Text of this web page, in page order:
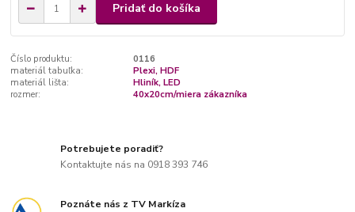
Pridať do košíka
Číslo produktu:
0116
materiál tabuľka:
Plexi, HDF
materiál lišta:
Hliník, LED
rozmer:
40x20cm/miera zákazníka
Potrebujete poradiť?
Kontaktujte nás na 0918 393 746
Poznáte nás z TV Markíza